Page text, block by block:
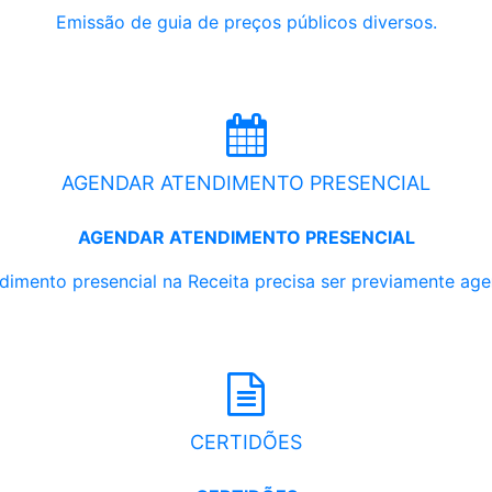
Emissão de guia de preços públicos diversos.
AGENDAR ATENDIMENTO PRESENCIAL
AGENDAR ATENDIMENTO PRESENCIAL
presencial na Receita precisa ser previamente
CERTIDÕES